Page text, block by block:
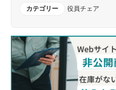
カテゴリー 役員チェア